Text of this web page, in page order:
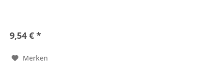
9,54 € *
Merken